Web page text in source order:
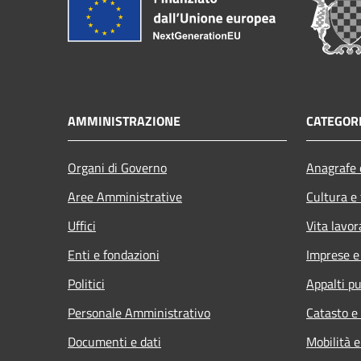
AMMINISTRAZIONE
Organi di Governo
Aree Amministrative
Uffici
Enti e fondazioni
Politici
Personale Amministrativo
Documenti e dati
Cultura
Vita
Imprese
Appalti
Catasto
Mobilità